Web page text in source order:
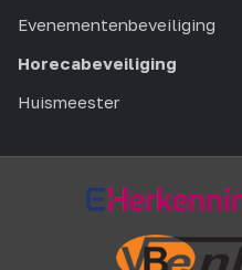
Evenementenbeveiliging
Horecabeveiliging
Huismeester